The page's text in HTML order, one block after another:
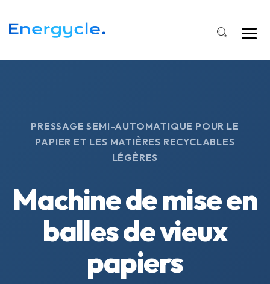
PRESSAGE SEMI-AUTOMATIQUE POUR LE
PAPIER ET LES MATIÈRES RECYCLABLES
LÉGÈRES
Machine de mise en
balles de vieux
papiers